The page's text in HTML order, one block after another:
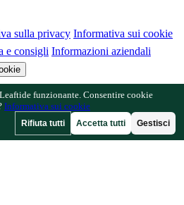
sulla privacy Informativa sui cookie
e consigli Informazioni aziendali
al progettista
Libreria delle piante
funzionante. Consentire cookie
Informativa sui cookie
Rifiuta tutti Accetta tutti Gestisci